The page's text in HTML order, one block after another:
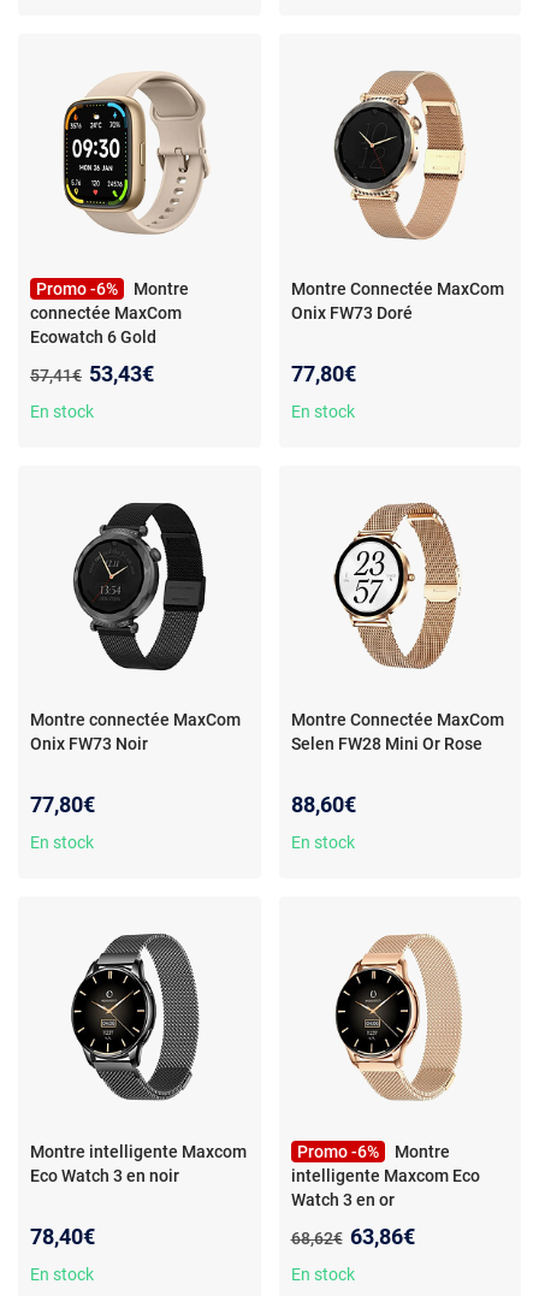
Promo -6%
Montre
connectée MaxCom
Ecowatch 6 Gold
Ancien prix :
57,41€ Nouveau prix :
53,43€
En stock
Montre Connectée MaxCom
Onix FW73 Doré
77,80€
En stock
Montre connectée MaxCom
Onix FW73 Noir
77,80€
En stock
Montre Connectée MaxCom
Selen FW28 Mini Or Rose
88,60€
En stock
Montre intelligente Maxcom
Eco Watch 3 en noir
78,40€
En stock
Promo -6%
Montre
intelligente Maxcom Eco
Watch 3 en or
Ancien prix :
68,62€ Nouveau prix :
63,86€
En stock